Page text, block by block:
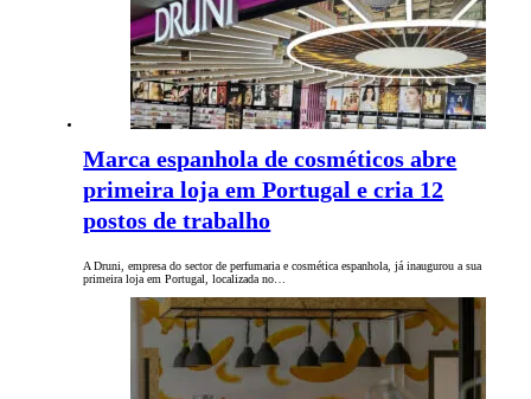
Marca espanhola de cosméticos abre
primeira loja em Portugal e cria 12
postos de trabalho
A Druni, empresa do sector de perfumaria e cosmética espanhola, já inaugurou a sua
primeira loja em Portugal, localizada no…